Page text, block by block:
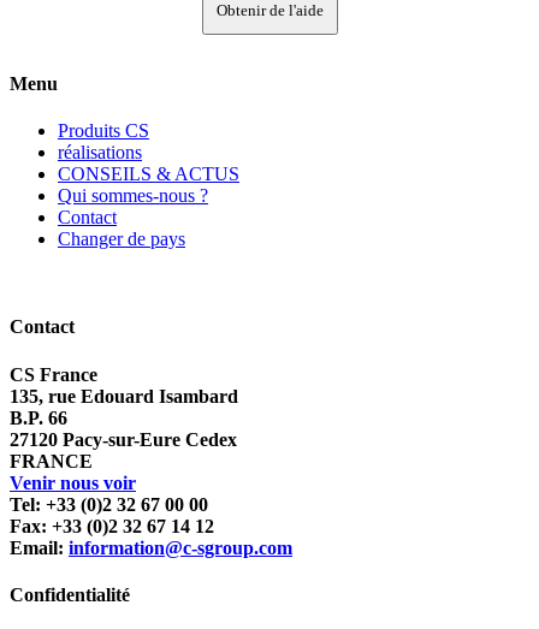
Obtenir de l'aide
Menu
Produits CS
réalisations
CONSEILS & ACTUS
Qui sommes-nous ?
Contact
Changer de pays
Contact
CS France
135, rue Edouard Isambard
B.P. 66
27120 Pacy-sur-Eure Cedex
FRANCE
Venir nous voir
Tel: +33 (0)2 32 67 00 00
Fax: +33 (0)2 32 67 14 12
Email: information@c-sgroup.com
Confidentialité